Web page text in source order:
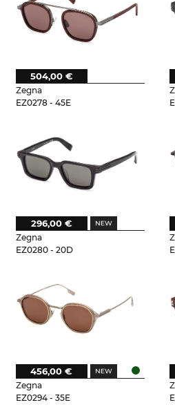
Zegna
EZ0278 - 45E
504,00 €
Zegna
EZ0280 - 20D
296,00 €
Zegna
EZ0294 - 35E
456,00 €